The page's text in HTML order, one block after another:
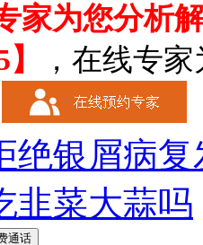
家为您分析
，在线专
绝银屑病
韭菜大蒜吗